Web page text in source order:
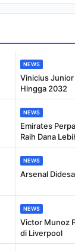
NEWS
Vinicius Junior
Hingga 2032
NEWS
Emirates
Raih Dana
NEWS
Arsenal
NEWS
Victor Munoz
di Liverpool